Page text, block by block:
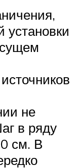
установки
не
в ряду
см. В